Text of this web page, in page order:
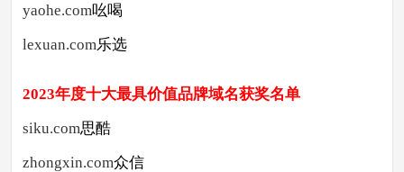
yaohe.com吆喝
lexuan.com乐选
2023年度十大最具价值品牌域名获奖名单
siku.com思酷
zhongxin.com众信